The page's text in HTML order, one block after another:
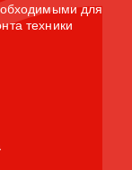
для
техники